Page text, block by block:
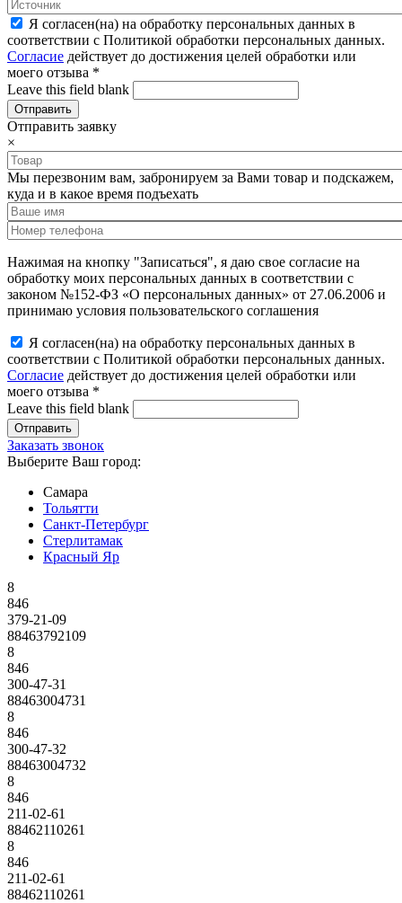
Я согласен(на) на обработку персональных данных в
соответствии с Политикой обработки персональных данных.
Согласие действует до достижения целей обработки или
моего отзыва *
Leave this field blank
Отправить заявку
×
Мы перезвоним вам, забронируем за Вами товар и подскажем,
куда и в какое время подъехать
Нажимая на кнопку "Записаться", я даю свое согласие на
обработку моих персональных данных в соответствии с
законом №152-ФЗ «О персональных данных» от 27.06.2006 и
принимаю условия пользовательского соглашения
Я согласен(на) на обработку персональных данных в
соответствии с Политикой обработки персональных данных.
Согласие действует до достижения целей обработки или
моего отзыва *
Leave this field blank
Заказать звонок
Выберите Ваш город:
Самара
Тольятти
Санкт-Петербург
Стерлитамак
Красный Яр
8
846
379-21-09
88463792109
8
846
300-47-31
88463004731
8
846
300-47-32
88463004732
8
846
211-02-61
88462110261
8
846
211-02-61
88462110261